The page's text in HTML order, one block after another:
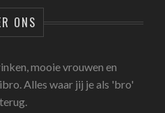
ONS
mooie vrouwen en
Alles waar jij je als 'bro'